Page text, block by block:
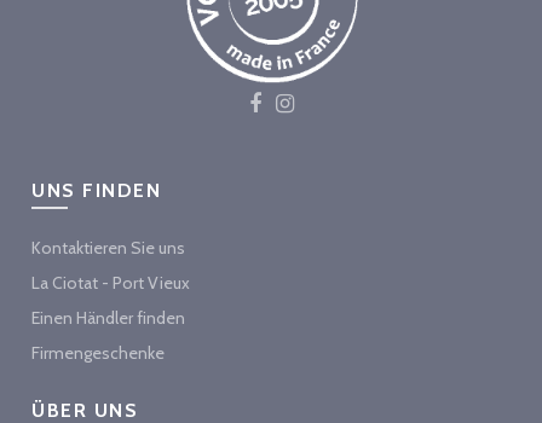
UNS FINDEN
Kontaktieren Sie uns
La Ciotat - Port Vieux
Einen Händler finden
Firmengeschenke
ÜBER UNS